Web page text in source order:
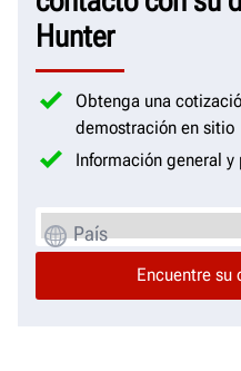
Hunter
Obtenga una
demostración en sitio
Información general y
País